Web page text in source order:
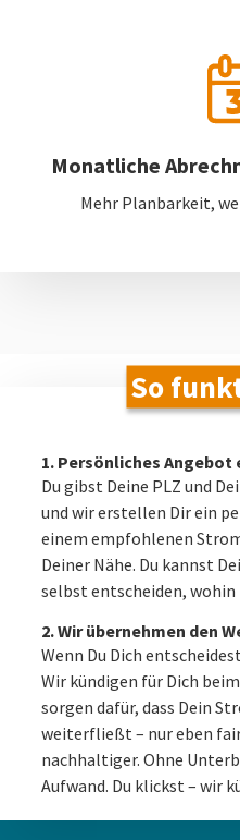
Monatliche
Mehr Planbarkeit,
So
1. Persönliches
Du gibst Deine PLZ und
und wir erstellen Dir ein
einem empfohlenen
Deiner Nähe. Du kannst
selbst entscheiden,
2. Wir übernehmen den
Wenn Du Dich
Wir kündigen für Dich
sorgen dafür, dass Dein
weiterfließt – nur eben
nachhaltiger. Ohne
Aufwand. Du klickst – wir